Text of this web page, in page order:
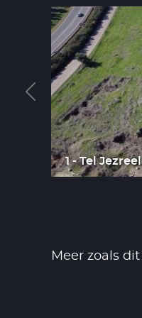
1 - Tel Jezreel
Meer zoals dit